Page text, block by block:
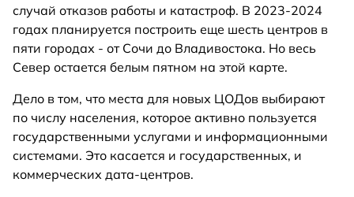
случай отказов работы и катастроф. В 2023-2024
годах планируется построить еще шесть центров в
пяти городах - от Сочи до Владивостока. Но весь
Север остается белым пятном на этой карте.
Дело в том, что места для новых ЦОДов выбирают
по числу населения, которое активно пользуется
государственными услугами и информационными
системами. Это касается и государственных, и
коммерческих дата-центров.